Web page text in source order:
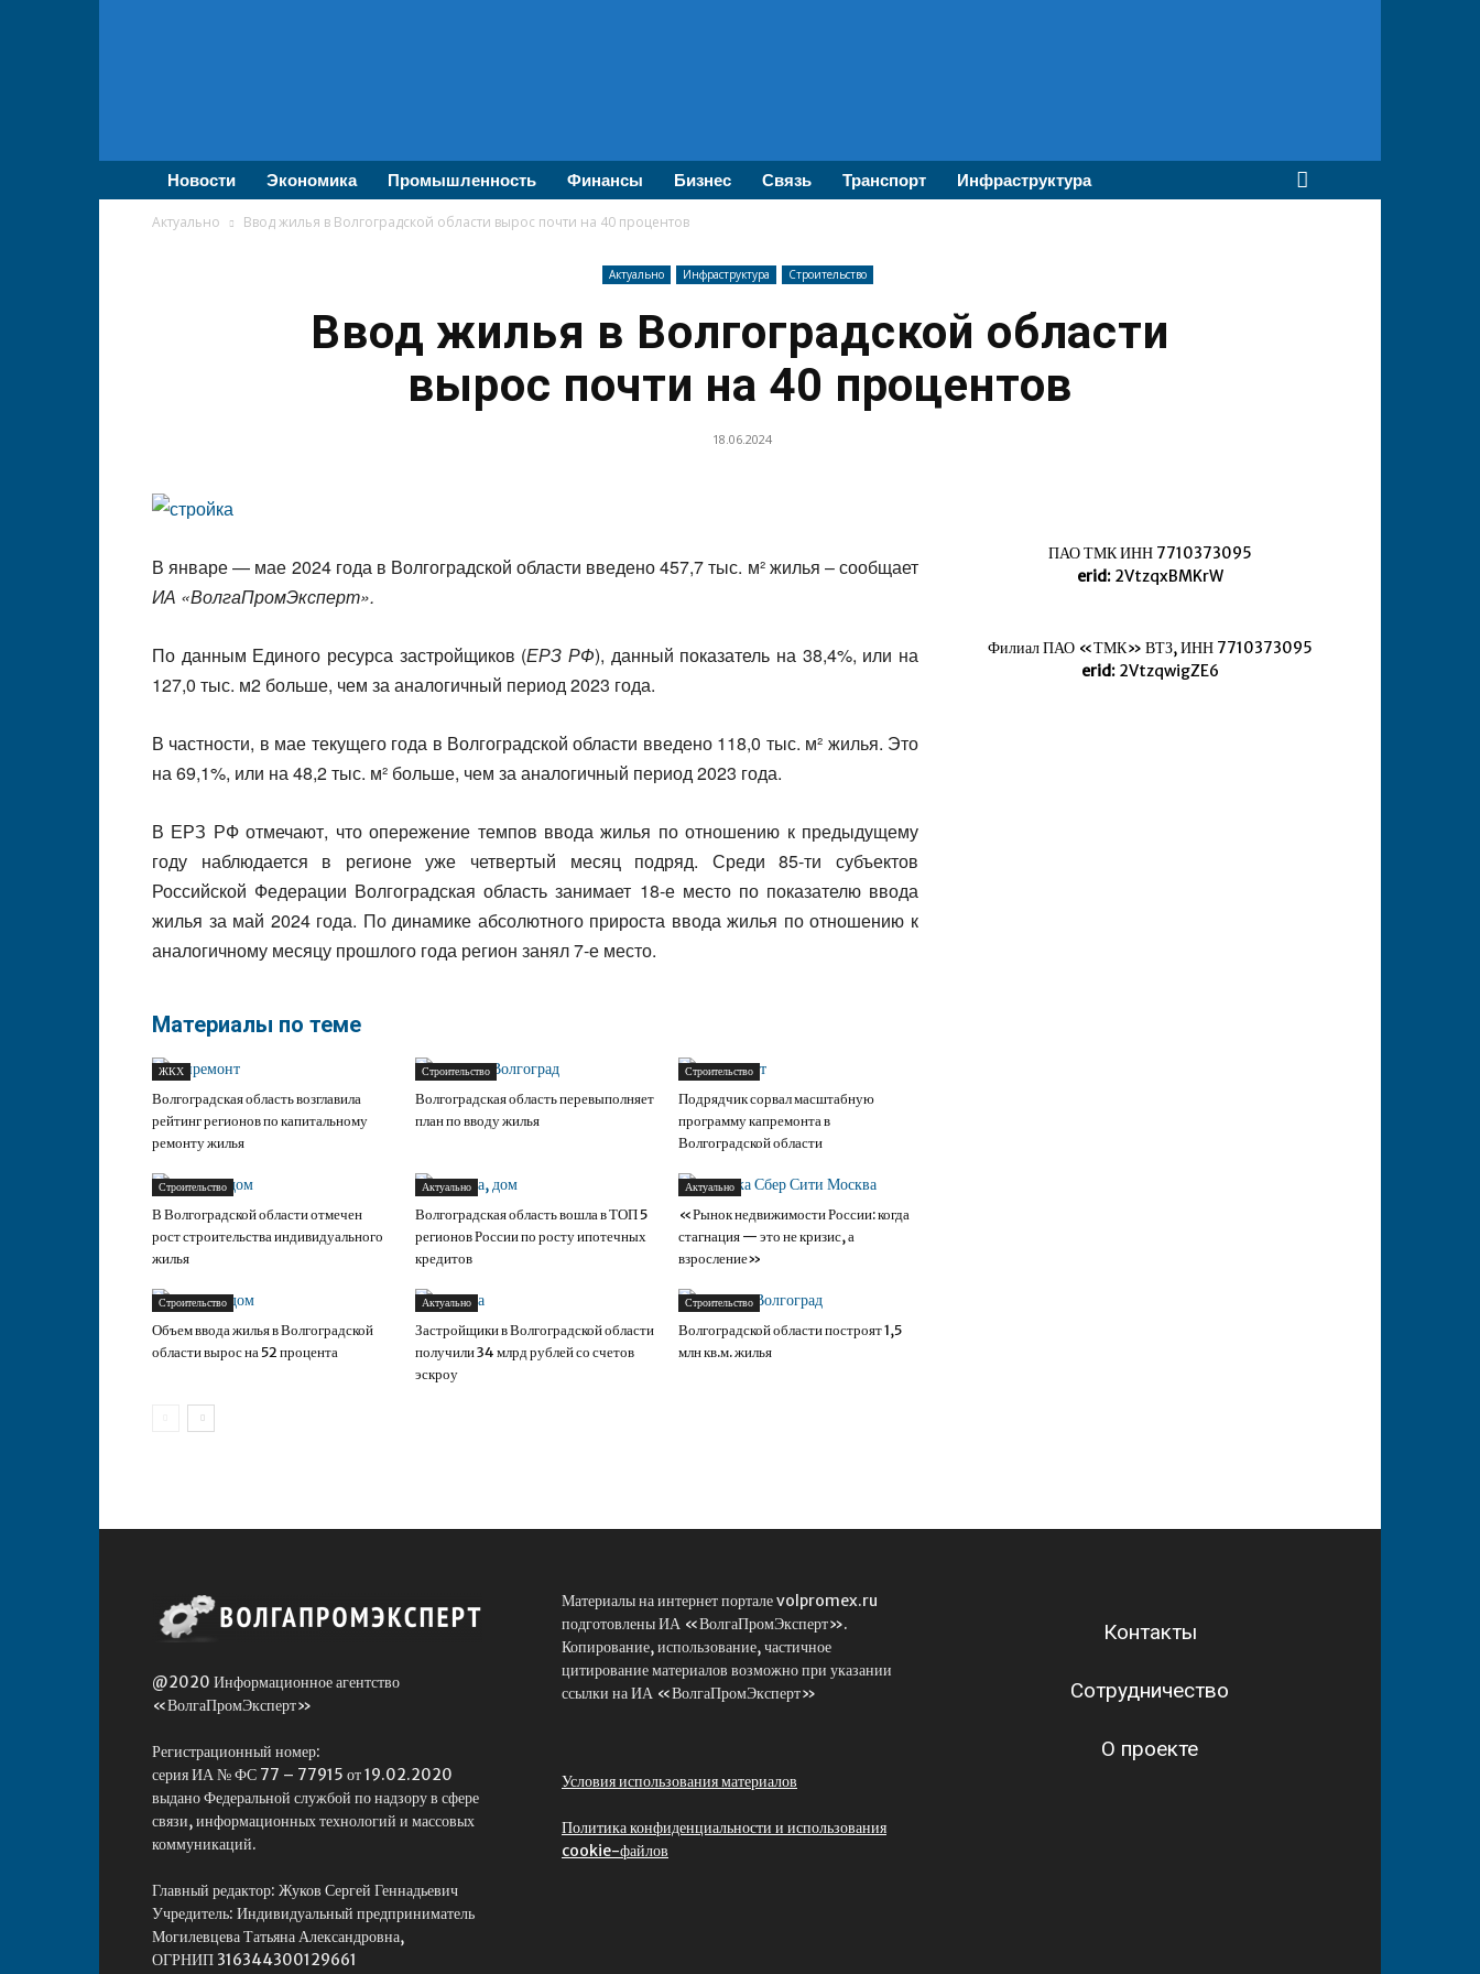
бизнеса
Новости Экономика Промышленность Финансы Бизнес Связь Транспорт Инфраструктура
Актуально Ввод жилья в Волгоградской области вырос почти на 40 процентов
Актуально Инфраструктура Строительство
Ввод жилья в Волгоградской области
вырос почти на 40 процентов
18.06.2024
В январе — мае 2024 года в Волгоградской области введено 457,7 тыс. м² жилья – сообщает
ИА «ВолгаПромЭксперт».
По данным Единого ресурса застройщиков (ЕРЗ РФ), данный показатель на 38,4%, или на
127,0 тыс. м2 больше, чем за аналогичный период 2023 года.
В частности, в мае текущего года в Волгоградской области введено 118,0 тыс. м² жилья. Это
на 69,1%, или на 48,2 тыс. м² больше, чем за аналогичный период 2023 года.
В ЕРЗ РФ отмечают, что опережение темпов ввода жилья по отношению к предыдущему
году наблюдается в регионе уже четвертый месяц подряд. Среди 85‑ти субъектов
Российской Федерации Волгоградская область занимает 18‑е место по показателю ввода
жилья за май 2024 года. По динамике абсолютного прироста ввода жилья по отношению к
аналогичному месяцу прошлого года регион занял 7‑е место.
Материалы по теме
ЖКХ
Волгоградская область возглавила
рейтинг регионов по капитальному
ремонту жилья
Строительство
Волгоградская область перевыполняет
план по вводу жилья
Строительство
Подрядчик сорвал масштабную
программу капремонта в
Волгоградской области
Строительство
В Волгоградской области отмечен
рост строительства индивидуального
жилья
Актуально
Волгоградская область вошла в ТОП 5
регионов России по росту ипотечных
кредитов
Актуально
«Рынок недвижимости России: когда
стагнация — это не кризис, а
взросление»
Строительство
Объем ввода жилья в Волгоградской
области вырос на 52 процента
Актуально
Застройщики в Волгоградской области
получили 34 млрд рублей со счетов
эскроу
Строительство
Волгоградской области построят 1,5
млн кв.м. жилья
ПАО ТМК ИНН 7710373095
erid:2VtzqxBMKrW
Филиал ПАО «ТМК» ВТЗ, ИНН 7710373095
erid:2VtzqwigZE6
@2020 Информационное агентство
«ВолгаПромЭксперт»
Регистрационный номер:
серия ИА № ФС 77 – 77915 от 19.02.2020
выдано Федеральной службой по надзору в сфере
связи, информационных технологий и массовых
коммуникаций.
Главный редактор: Жуков Сергей Геннадьевич
Учредитель: Индивидуальный предприниматель
Могилевцева Татьяна Александровна,
ОГРНИП 316344300129661
Материалы на интернет портале volpromex.ru
подготовлены ИА «ВолгаПромЭксперт».
Копирование, использование, частичное
цитирование материалов возможно при указании
ссылки на ИА «ВолгаПромЭксперт»
Условия использования материалов
Политика конфиденциальности и использования
cookie-файлов
Контакты
Сотрудничество
О проекте